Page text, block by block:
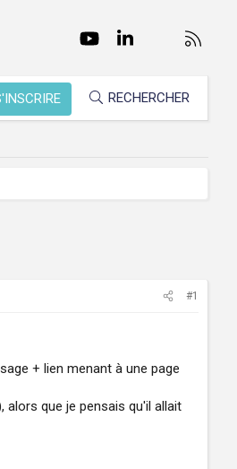
FacebookTwitter youtubeLinkedInNous
RECHERCHER
#1
+ lien menant à une page
alors que je pensais qu'il allait